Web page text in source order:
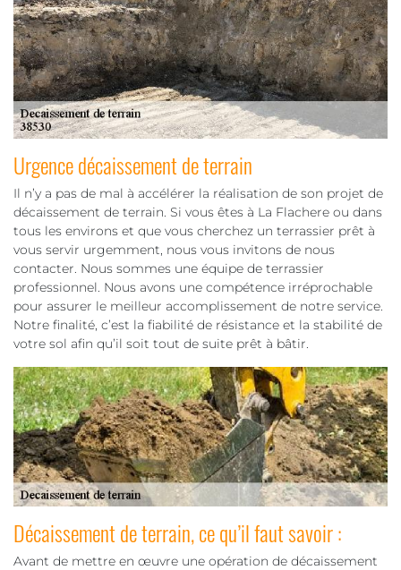
Urgence décaissement de terrain
Il n’y a pas de mal à accélérer la réalisation de son projet de
décaissement de terrain. Si vous êtes à La Flachere ou dans
tous les environs et que vous cherchez un terrassier prêt à
vous servir urgemment, nous vous invitons de nous
contacter. Nous sommes une équipe de terrassier
professionnel. Nous avons une compétence irréprochable
pour assurer le meilleur accomplissement de notre service.
Notre finalité, c’est la fiabilité de résistance et la stabilité de
votre sol afin qu’il soit tout de suite prêt à bâtir.
Décaissement de terrain, ce qu’il faut savoir :
Avant de mettre en œuvre une opération de décaissement